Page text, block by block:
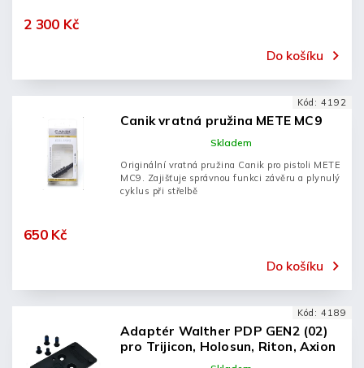
2 300 Kč
Do košíku
Canik vratná pružina METE MC9
Skladem
650 Kč
Do košíku
Originální vratná pružina Canik pro pistoli METE
MC9. Zajišťuje správnou funkci závěru a plynulý
cyklus při střelbě
Kód: 4192
Adaptér Walther PDP GEN2 (02)
pro Trijicon, Holosun, Riton, Axion
Kód: 4189